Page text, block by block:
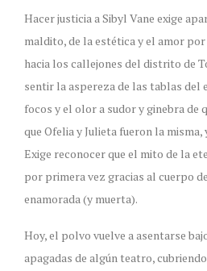
Hacer justicia a Sibyl Vane exige
maldito, de la estética y el amor
hacia los callejones del distrito de
sentir la aspereza de las tablas del
focos y el olor a sudor y ginebra de
que Ofelia y Julieta fueron la
Exige reconocer que el mito de la
por primera vez gracias al cuerpo
enamorada (y muerta).
Hoy, el polvo vuelve a asentarse
apagadas de algún teatro,